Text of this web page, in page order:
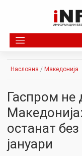
Насловна / Македонија
Гаспром не
останат
јануари